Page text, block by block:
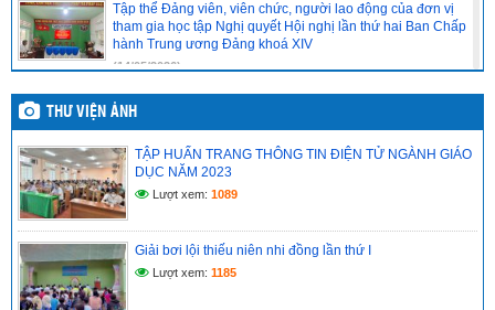
Tập thể Đảng viên, viên chức, người lao động của đơn vị
tham gia học tập Nghị quyết Hội nghị lần thứ hai Ban Chấp
hành Trung ương Đảng khoá XIV
(14/05/2026)
Chi bộ cơ sở trường Tiểu học Vĩnh Phong 4 báo cáo kết quả
(14/05/2026)
CHI BỘ CƠ SỞ TRƯỜNG TIỂU HỌC VĨNH PHONG 4 TỔ
CHỨC HỌC TẬP, QUÁN TRIỆT NGHỊ QUYẾT HỘI NGHỊ LẦN
THỨ II BAN CHẤP HÀNH TRUNG ƯƠNG ĐẢNG KHÓA XIV
(14/05/2026)
Hồ sơ đánh giá chuẩn nghề nghiệp giáo viên năm học
THƯ VIỆN ẢNH
TẬP HUẤN TRANG THÔNG TIN ĐIỆN TỬ NGÀNH GIÁO
DỤC NĂM 2023
Lượt xem: 1089
Giải bơi lội thiếu niên nhi đồng lần thứ I
Lượt xem: 1185